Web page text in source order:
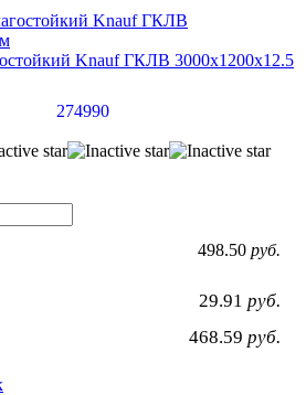
Knauf ГКЛВ 3000х1200х12.5
274990
498.50 руб.
29.91 руб.
468.59 руб.